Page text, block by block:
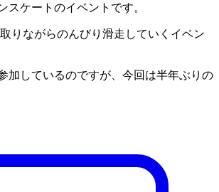
スケートのイベントです。
りながらのんびり滑走していくイベン
加しているのですが、今回は半年ぶりの